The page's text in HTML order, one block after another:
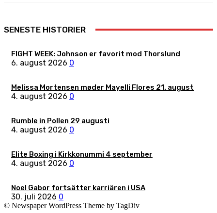
SENESTE HISTORIER
FIGHT WEEK: Johnson er favorit mod Thorslund
6. august 2026 0
Melissa Mortensen møder Mayelli Flores 21. august
4. august 2026 0
Rumble in Pollen 29 augusti
4. august 2026 0
Elite Boxing i Kirkkonummi 4 september
4. august 2026 0
Noel Gabor fortsätter karriären i USA
30. juli 2026 0
© Newspaper WordPress Theme by TagDiv